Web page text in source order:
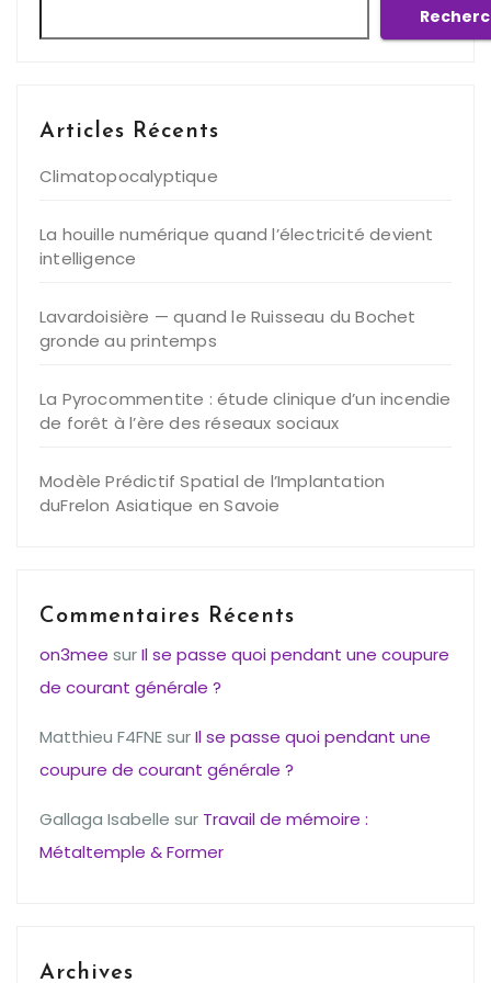
Articles Récents
Climatopocalyptique
La houille numérique quand l’électricité devient
intelligence
Lavardoisière — quand le Ruisseau du Bochet
gronde au printemps
La Pyrocommentite : étude clinique d’un incendie
de forêt à l’ère des réseaux sociaux
Modèle Prédictif Spatial de l’Implantation
duFrelon Asiatique en Savoie
Commentaires Récents
on3mee surIl se passe quoi pendant une coupure
de courant générale ?
Matthieu F4FNEsurIl se passe quoi pendant une
coupure de courant générale ?
Gallaga Isabelle sur Travail de mémoire :
Métaltemple & Former
Archives